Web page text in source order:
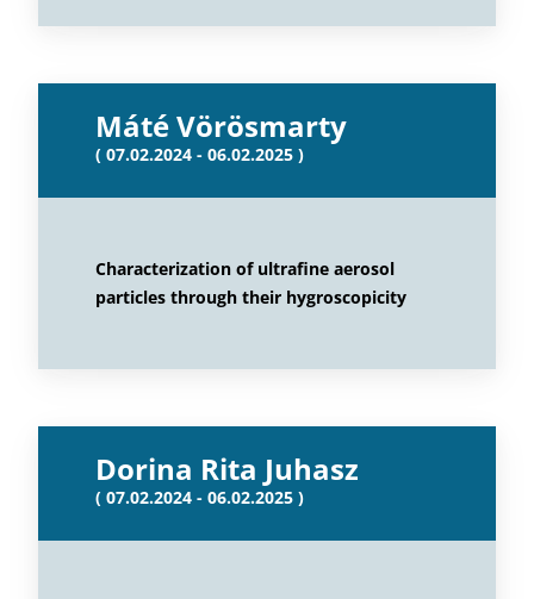
Máté Vörösmarty
( 07.02.2024 - 06.02.2025 )
Characterization of ultrafine aerosol
particles through their hygroscopicity
Dorina Rita Juhasz
( 07.02.2024 - 06.02.2025 )